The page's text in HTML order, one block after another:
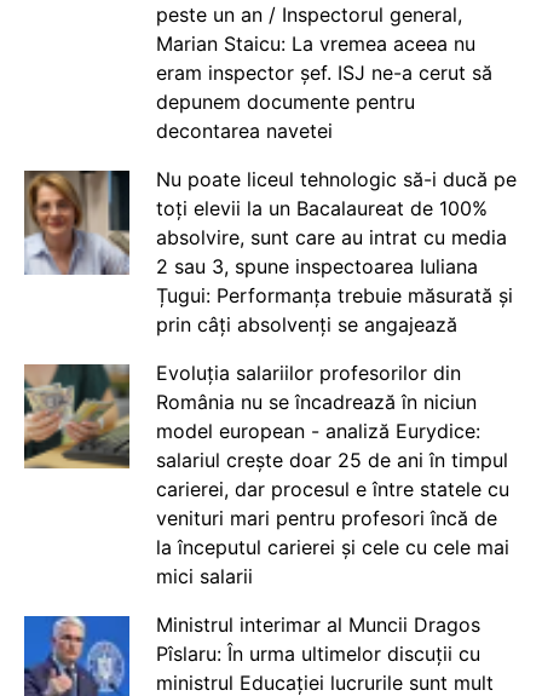
peste un an / Inspectorul general,
Marian Staicu: La vremea aceea nu
eram inspector șef. ISJ ne-a cerut să
depunem documente pentru
decontarea navetei
Nu poate liceul tehnologic să-i ducă pe
toți elevii la un Bacalaureat de 100%
absolvire, sunt care au intrat cu media
2 sau 3, spune inspectoarea Iuliana
Țugui: Performanța trebuie măsurată și
prin câți absolvenți se angajează
Evoluția salariilor profesorilor din
România nu se încadrează în niciun
model european - analiză Eurydice:
salariul crește doar 25 de ani în timpul
carierei, dar procesul e între statele cu
venituri mari pentru profesori încă de
la începutul carierei și cele cu cele mai
mici salarii
Ministrul interimar al Muncii Dragos
Pîslaru: În urma ultimelor discuții cu
ministrul Educației lucrurile sunt mult